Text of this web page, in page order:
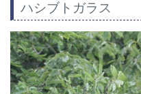
ハシブトガラス